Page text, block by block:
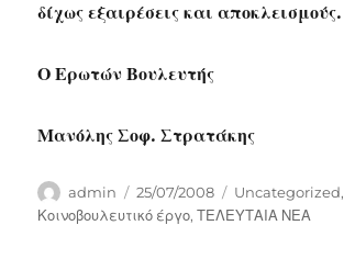
δίχως εξαιρέσεις και αποκλεισμούς.
Ο Ερωτών Βουλευτής
Μανόλης Σοφ. Στρατάκης
Author
admin
Posted
on
25/07/2008 Categories
Uncategorized,
Κοινοβουλευτικό έργο,ΤΕΛΕΥΤΑΙΑ ΝΕΑ